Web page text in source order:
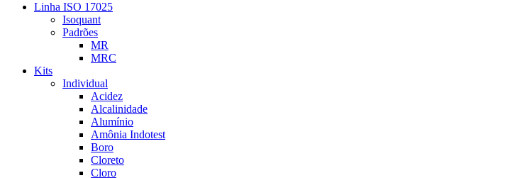
Linha ISO 17025
Isoquant
Padrões
MR
MRC
Kits
Individual
Acidez
Alcalinidade
Alumínio
Amônia Indotest
Boro
Cloreto
Cloro